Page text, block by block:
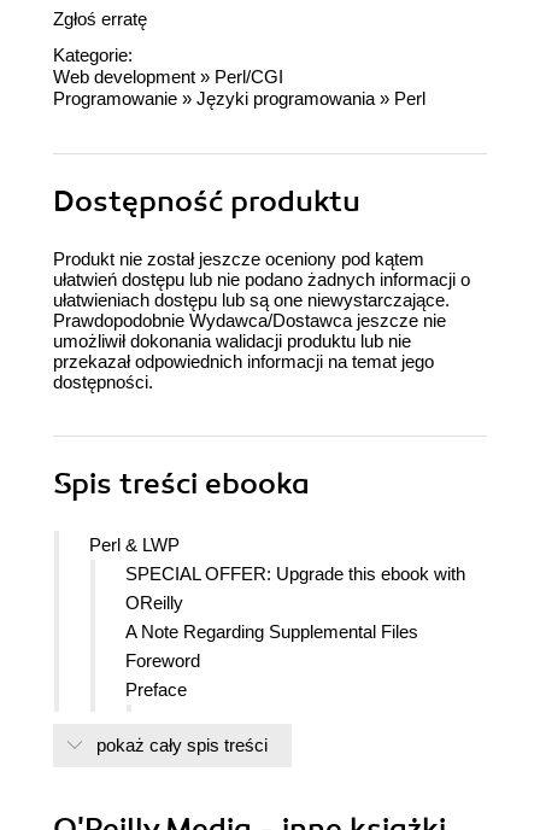
Zgłoś erratę
Kategorie:
Web development » Perl/CGI
Programowanie » Języki programowania » Perl
Dostępność produktu
Produkt nie został jeszcze oceniony pod kątem
ułatwień dostępu lub nie podano żadnych informacji o
ułatwieniach dostępu lub są one niewystarczające.
Prawdopodobnie Wydawca/Dostawca jeszcze nie
umożliwił dokonania walidacji produktu lub nie
przekazał odpowiednich informacji na temat jego
dostępności.
Spis treści ebooka
Perl & LWP
SPECIAL OFFER: Upgrade this ebook with
OReilly
A Note Regarding Supplemental Files
Foreword
Preface
Structure of This Book
pokaż cały spis treści